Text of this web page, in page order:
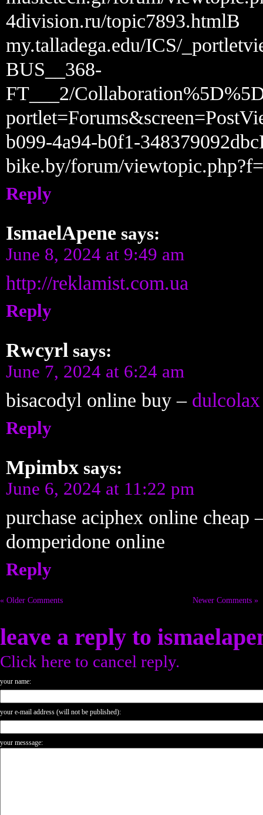
4division.ru/topic7893.htmlВ
my.talladega.edu/ICS/
BUS__368-
FT___2/
b099-4a94-b0f1-
bike.by/forum/
Reply
IsmaelApene says:
June 8, 2024 at 9:49 am
http://reklamist.com.ua
Reply
Rwcyrl says:
June 7, 2024 at 6:24 am
bisacodyl online buy –
Reply
Mpimbx says:
June 6, 2024 at 11:22 pm
purchase aciphex online cheap
domperidone online
Reply
« Older Comments Newer Comments »
leave a reply to
Click here to cancel reply.
your name:
your e-mail address (will not be published):
your messsage: